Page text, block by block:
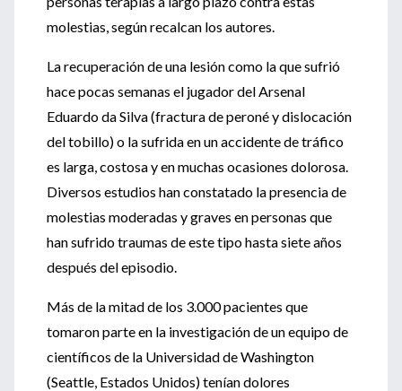
molestias, según recalcan los autores.
La recuperación de una lesión como la que sufrió
hace pocas semanas el jugador del Arsenal
Eduardo da Silva (fractura de peroné y dislocación
del tobillo) o la sufrida en un accidente de tráfico
es larga, costosa y en muchas ocasiones dolorosa.
Diversos estudios han constatado la presencia de
molestias moderadas y graves en personas que
han sufrido traumas de este tipo hasta siete años
después del episodio.
Más de la mitad de los 3.000 pacientes que
tomaron parte en la investigación de un equipo de
científicos de la Universidad de Washington
(Seattle, Estados Unidos) tenían dolores